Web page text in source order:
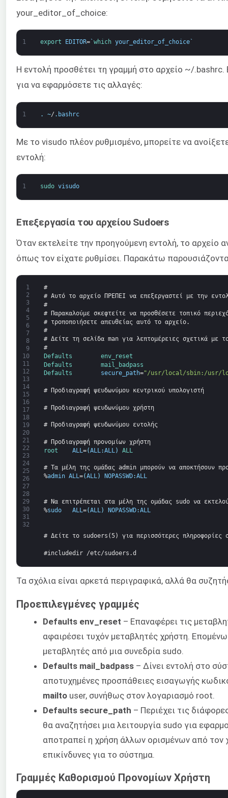
your_editor_of_choice:
1 export EDITOR=`which your_editor_of_choice`
Η εντολή προσθέτει τη γραμμή στο αρχείο ~/
για να εφαρμόσετε τις αλλαγές:
1 . ~/ . bashrc
Με το visudo πλέον ρυθμισμένο, μπορείτε να
εντολή:
1 sudo visudo
Επεξεργασία του αρχείου Sudoers
Όταν εκτελείτε την προηγούμενη εντολή, το αρχείο
όπως τον είχατε ρυθμίσει. Παρακάτω
1
2
3
4
5
6
7
8
9
10
11
12
13
14
15
16
17
18
19
20
21
22
23
24
25
26
27
28
29
30
31
32
#
# Αυτό το αρχείο ΠΡΕΠΕΙ να επεξεργαστεί με την
#
# Παρακαλούμε σκεφτείτε να προσθέσετε τοπικό
# τροποποιήσετε απευθείας αυτό το αρχείο.
#
# Δείτε τη σελίδα man για λεπτομέρειες σχετικά με
#
Defaults env_reset
Defaults mail_badpass
Defaults
secure_path="/usr/local/sbin:/usr/
# Προδιαγραφή ψευδωνύμου κεντρικού υπολογιστή
# Προδιαγραφή ψευδωνύμου χρήστη
# Προδιαγραφή ψευδωνύμου εντολής
# Προδιαγραφή προνομίων χρήστη
root ALL =(ALL :ALL ) ALL
# Τα μέλη της ομάδας admin μπορούν να αποκτήσουν
%admin ALL=(ALL) NOPASSWD:ALL
# Να επιτρέπεται στα μέλη της ομάδας sudo να
%sudo ALL=(ALL) NOPASSWD:ALL
# Δείτε το sudoers(5) για περισσότερες
#includedir /etc/sudoers.d
Τα σχόλια είναι αρκετά περιγραφικά, αλλά θα
Προεπιλεγμένες γραμμές
Defaults env_reset – Επαναφέρει τις
αφαιρέσει τυχόν μεταβλητές χρήστη.
μεταβλητές από μια συνεδρία sudo.
Defaults mail_badpass – Δίνει εντολή στο
αποτυχημένες προσπάθειες εισαγωγής
mailto user, συνήθως στον λογαριασμό root.
Defaults secure_path – Περιέχει τις
θα αναζητήσει μια λειτουργία sudo για
αποτραπεί η χρήση άλλων ορισμένων από τον
επικίνδυνες για το σύστημα.
Γραμμές Καθορισμού Προνομίων Χρήστη